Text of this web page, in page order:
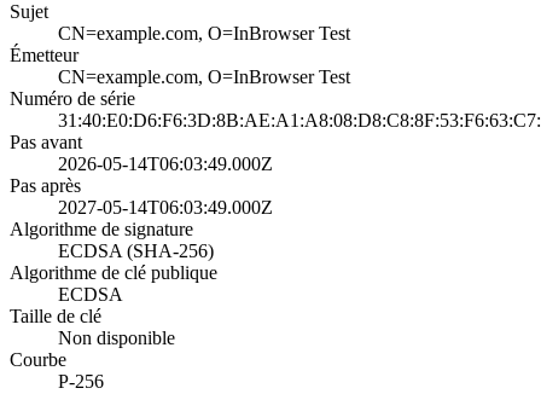
Sujet
CN=example.com, O=InBrowser Test
Émetteur
CN=example.com, O=InBrowser Test
Numéro de série
Pas avant
2026-05-14T06:03:49.000Z
Pas après
2027-05-14T06:03:49.000Z
Algorithme de signature
ECDSA (SHA-256)
Algorithme de clé publique
ECDSA
Taille de clé
Non disponible
Courbe
P-256